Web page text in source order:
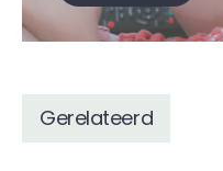
Gerelateerd